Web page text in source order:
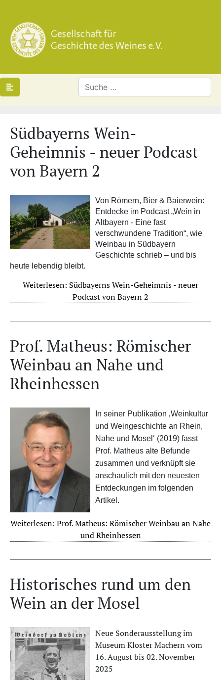
Südbayerns Wein-
Geheimnis - neuer Podcast
von Bayern 2
Von Römern, Bier & Baierwein:
Entdecke im Podcast „Wein in
Altbayern - Eine fast
verschwundene Tradition“, wie
Weinbau in Südbayern
Geschichte schrieb – und bis
heute lebendig bleibt.
Weiterlesen: Südbayerns Wein-Geheimnis - neuer
Podcast von Bayern 2
Prof. Matheus: Römischer
Weinbau an Nahe und
Rheinhessen
In seiner Publikation ‚Weinkultur
und Weingeschichte an Rhein,
Nahe und Mosel‘ (2019) fasst
Prof. Matheus alte Befunde
zusammen und verknüpft sie
anschaulich mit den neuesten
Entdeckungen im folgenden
Artikel.
Weiterlesen: Prof. Matheus: Römischer Weinbau an Nahe
und Rheinhessen
Historisches rund um den
Wein an der Mosel
Neue Sonderausstellung im
Museum Kloster Machern vom
16. August bis 02. November
2025